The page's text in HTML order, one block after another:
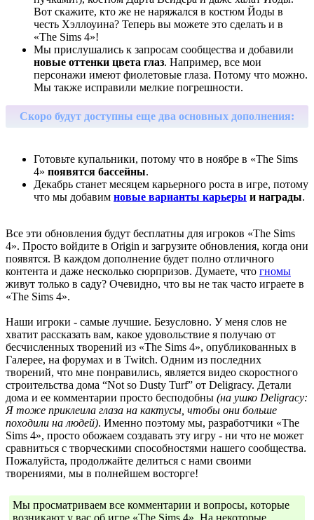
Вот скажите, кто же не наряжался в костюм Йоды в
честь Хэллоуина? Теперь вы можете это сделать и в
«The Sims 4»!
Мы прислушались к запросам сообщества и добавили
новые оттенки цвета глаз. Например, все мои
персонажи имеют фиолетовые глаза. Потому что можно.
Мы также исправили мелкие погрешности.
Скоро будут доступны еще два основных дополнения:
Готовьте купальники, потому что в ноябре в «The Sims
4» появятся бассейны.
Декабрь станет месяцем карьерного роста в игре, потому
что мы добавим новые варианты карьеры и награды.
Все эти обновления будут бесплатны для игроков «The Sims
4». Просто войдите в Origin и загрузите обновления, когда они
появятся. В каждом дополнение будет полно отличного
контента и даже несколько сюрпризов. Думаете, что гномы
живут только в саду? Очевидно, что вы не так часто играете в
«The Sims 4».
Наши игроки - самые лучшие. Безусловно. У меня слов не
хватит рассказать вам, какое удовольствие я получаю от
бесчисленных творений из «The Sims 4», опубликованных в
Галерее, на форумах и в Twitch. Одним из последних
творений, что мне понравились, является видео скоростного
строительства дома “Not so Dusty Turf” от Deligracy. Детали
дома и ее комментарии просто бесподобны (на ушко Deligracy:
Я тоже приклеила глаза на кактусы, чтобы они больше
походили на людей). Именно поэтому мы, разработчики «The
Sims 4», просто обожаем создавать эту игру - ни что не может
сравниться с творческими способностями нашего сообщества.
Пожалуйста, продолжайте делиться с нами своими
творениями, мы в полнейшем восторге!
Мы просматриваем все комментарии и вопросы, которые